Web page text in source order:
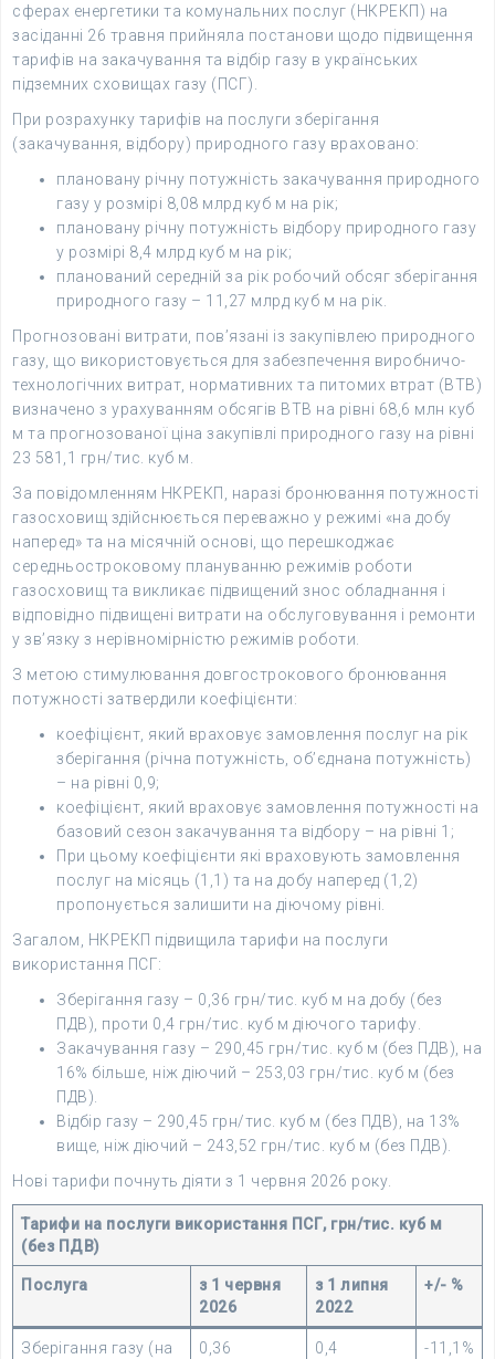
сферах енергетики та комунальних послуг (НКРЕКП) на
засіданні 26 травня прийняла постанови щодо підвищення
тарифів на закачування та відбір газу в українських
підземних сховищах газу (ПСГ).
При розрахунку тарифів на послуги зберігання
(закачування, відбору) природного газу враховано:
плановану річну потужність закачування природного
газу у розмірі 8,08 млрд куб м на рік;
плановану річну потужність відбору природного газу
у розмірі 8,4 млрд куб м на рік;
планований середній за рік робочий обсяг зберігання
природного газу – 11,27 млрд куб м на рік.
Прогнозовані витрати, пов’язані із закупівлею природного
газу, що використовується для забезпечення виробничо-
технологічних витрат, нормативних та питомих втрат (ВТВ)
визначено з урахуванням обсягів ВТВ на рівні 68,6 млн куб
м та прогнозованої ціна закупівлі природного газу на рівні
23 581,1 грн/тис. куб м.
За повідомленням НКРЕКП, наразі бронювання потужності
газосховищ здійснюється переважно у режимі «на добу
наперед» та на місячній основі, що перешкоджає
середньостроковому плануванню режимів роботи
газосховищ та викликає підвищений знос обладнання і
відповідно підвищені витрати на обслуговування і ремонти
у зв’язку з нерівномірністю режимів роботи.
З метою стимулювання довгострокового бронювання
потужності затвердили коефіцієнти:
коефіцієнт, який враховує замовлення послуг на рік
зберігання (річна потужність, об’єднана потужність)
– на рівні 0,9;
коефіцієнт, який враховує замовлення потужності на
базовий сезон закачування та відбору – на рівні 1;
При цьому коефіцієнти які враховують замовлення
послуг на місяць (1,1) та на добу наперед (1,2)
пропонується залишити на діючому рівні.
Загалом, НКРЕКП підвищила тарифи на послуги
використання ПСГ:
Зберігання газу – 0,36 грн/тис. куб м на добу (без
ПДВ), проти 0,4 грн/тис. куб м діючого тарифу.
Закачування газу – 290,45 грн/тис. куб м (без ПДВ), на
16% більше, ніж діючий – 253,03 грн/тис. куб м (без
ПДВ).
Відбір газу – 290,45 грн/тис. куб м (без ПДВ), на 13%
вище, ніж діючий – 243,52 грн/тис. куб м (без ПДВ).
Нові тарифи почнуть діяти з 1 червня 2026 року.
Тарифи на послуги використання ПСГ, грн/тис. куб м
(без ПДВ)
Послуга
з 1 червня
2026
з 1 липня
2022
+/- %
Зберігання газу (на
0,36 0,4 -11,1%